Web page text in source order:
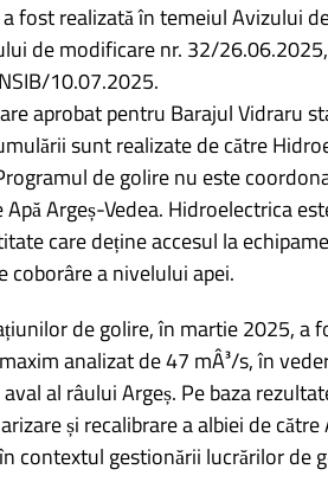
fost realizată în temeiul Avizului
de modificare nr. 32/
10.07.2025.
aprobat pentru Barajul Vidraru
sunt realizate de către
de golire nu este
Argeș-Vedea. Hidroelectrica
care deține accesul la
coborâre a nivelului apei.
de golire, în martie 2025, a
analizat de 47 mÂ³/s, în
al râului Argeș. Pe baza
și recalibrare a albiei de
contextul gestionării lucrărilor de